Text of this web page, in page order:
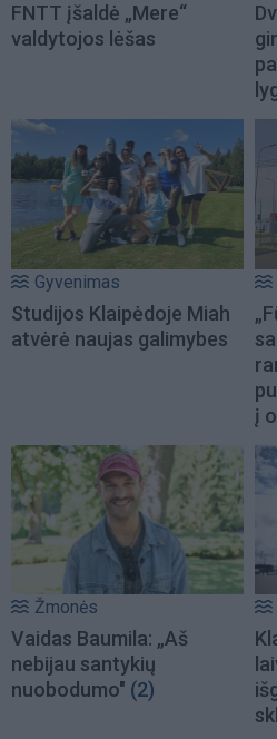
FNTT įšaldė „Mere“
valdytojos lėšas
Gyvenimas
Studijos Klaipėdoje Miah
atvėrė naujas galimybes
į
Žmonės
Vaidas Baumila: „Aš
nebijau santykių
nuobodumo" (2)